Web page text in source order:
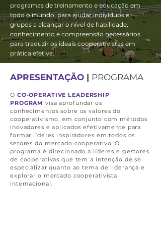
programas de treinamento e educação em
todo o mundo, para ajudar indivíduos e
grupos a alcançar o nível de habilidade,
conhecimento e compreensão necessários
para traduzir os ideais cooperativistas em
prática efetiva.
APRESENTAÇÃO | PROGRAMA
O CO-OPERATIVE LEADERSHIP
PROGRAM visa aprofundar os
conhecimentos sobre os valores do
cooperativismo, em conjunto com métodos
inovadores e aplicados efetivamente para
formar líderes inspiradores em todos os
setores do mercado cooperativo. O
programa é direcionado a líderes e gestores
de cooperativas que tem a intenção de se
especializar quanto ao tema de liderança e
explorar o mercado cooperativista
internacional.